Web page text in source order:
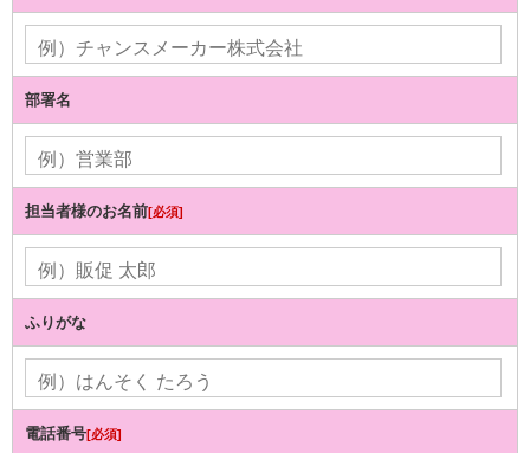
部署名
担当者様のお名前[必須]
ふりがな
電話番号[必須]